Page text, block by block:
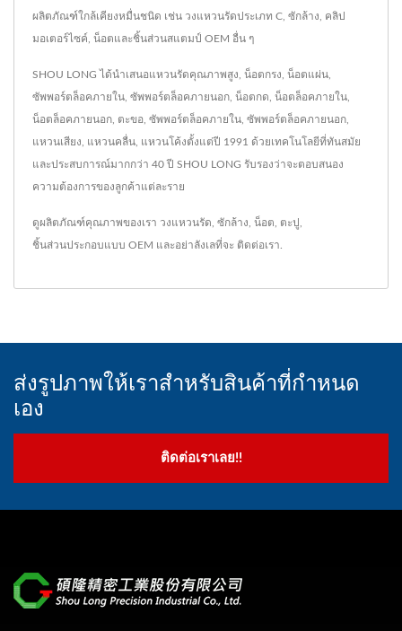
ผลิตภัณฑ์ใกล้เคียงหมื่นชนิด เช่น วงแหวนรัดประเภท C, ซักล้าง, คลิป
มอเตอร์ไซค์, น็อตและชิ้นส่วนสแตมป์ OEM อื่น ๆ
SHOU LONG ได้นำเสนอแหวนรัดคุณภาพสูง, น็อตกรง, น็อตแผ่น,
ซัพพอร์ตล็อคภายใน, ซัพพอร์ตล็อคภายนอก, น็อตกด, น็อตล็อคภายใน,
น็อตล็อคภายนอก, ตะขอ, ซัพพอร์ตล็อคภายใน, ซัพพอร์ตล็อคภายนอก,
แหวนเสียง, แหวนคลื่น, แหวนโค้งตั้งแต่ปี 1991 ด้วยเทคโนโลยีที่ทันสมัย
และประสบการณ์มากกว่า 40 ปี SHOU LONG รับรองว่าจะตอบสนอง
ความต้องการของลูกค้าแต่ละราย
ดูผลิตภัณฑ์คุณภาพของเรา วงแหวนรัด ซักล้าง น็อต ตะปู
ชิ้นส่วนประกอบแบบ OEM และอย่าลังเลที่จะ ติดต่อเรา
ส่งรูปภาพให้เราสำหรับสินค้าที่กำหนด
เอง
ติดต่อเราเลย!!